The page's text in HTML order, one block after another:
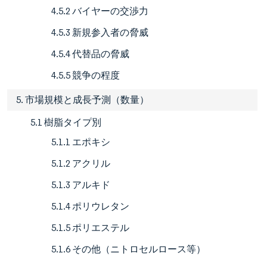
4.5.2 バイヤーの交渉力
4.5.3 新規参入者の脅威
4.5.4 代替品の脅威
4.5.5 競争の程度
5. 市場規模と成長予測（数量）
5.1 樹脂タイプ別
5.1.1 エポキシ
5.1.2 アクリル
5.1.3 アルキド
5.1.4 ポリウレタン
5.1.5 ポリエステル
5.1.6 その他（ニトロセルロース等）